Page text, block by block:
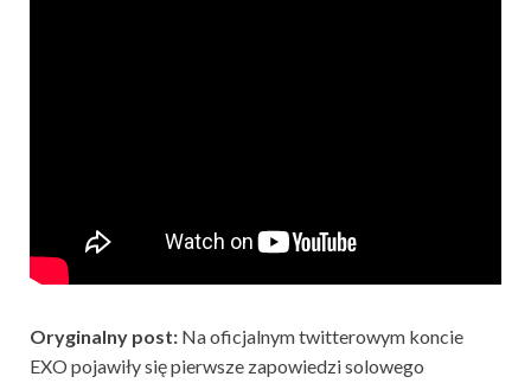
Oryginalny post: Na oficjalnym twitterowym koncie
EXO pojawiły się pierwsze zapowiedzi solowego